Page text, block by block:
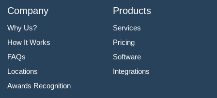
Company
Why Us?
How It Works
FAQs
Locations
Awards Recognition
Products
Services
Pricing
Software
Integrations